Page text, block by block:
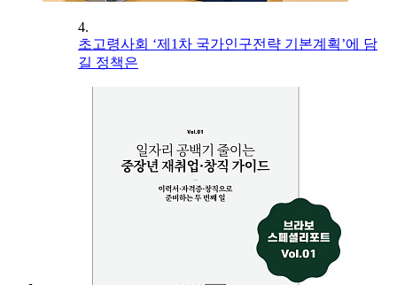
4.
초고령사회 ‘제1차 국가인구전략 기본계획’에 담
길 정책은